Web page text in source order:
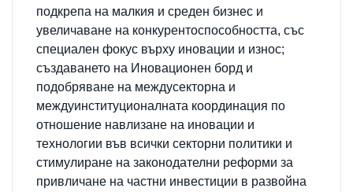
подкрепа на малкия и среден бизнес и
увеличаване на конкурентоспособността, със
специален фокус върху иновации и износ;
създаването на Иновационен борд и
подобряване на междусекторна и
междуинституционалната координация по
отношение навлизане на иновации и
технологии във всички секторни политики и
стимулиране на законодателни реформи за
привличане на частни инвестиции в развойна